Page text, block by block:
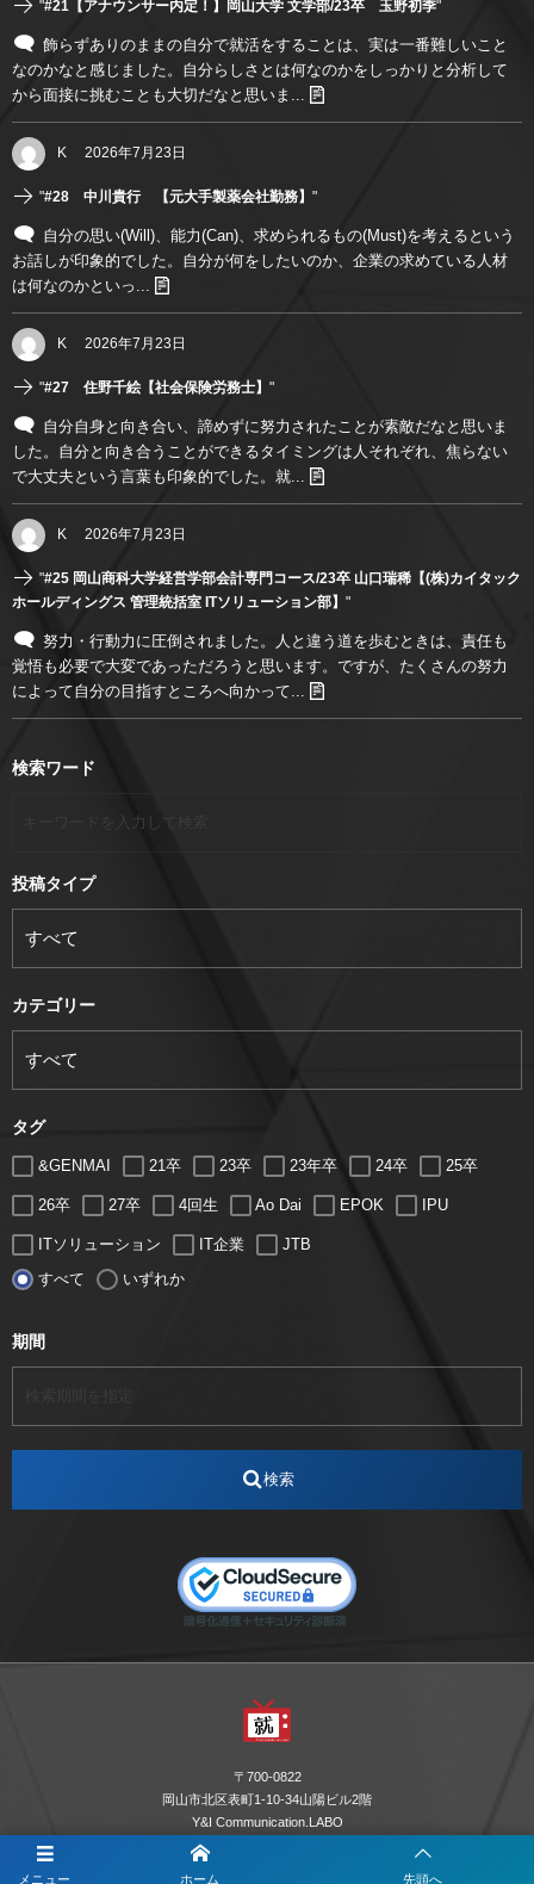
メニュー ホーム 先頭へ
"#21【アナウンサー内定！】岡山大学 文学部/23卒 玉野初季"
飾らずありのままの自分で就活をすることは、実は一番難しいこと
なのかなと感じました。自分らしさとは何なのかをしっかりと分析して
から面接に挑むことも大切だなと思いま...
K 2026年7月23日
"#28 中川貴行 【元大手製薬会社勤務】 "
自分の思い(Will)、能力(Can)、求められるもの(Must)を考えるという
お話しが印象的でした。自分が何をしたいのか、企業の求めている人材
は何なのかといっ...
K 2026年7月23日
"#27 住野千絵【社会保険労務士】 "
自分自身と向き合い、諦めずに努力されたことが素敵だなと思いま
した。自分と向き合うことができるタイミングは人それぞれ、焦らない
で大丈夫という言葉も印象的でした。就...
K 2026年7月23日
"#25 岡山商科大学経営学部会計専門コース/23卒 山口瑞稀【(株)カイタック
ホールディングス 管理統括室 ITソリューション部】 "
努力・行動力に圧倒されました。人と違う道を歩むときは、責任も
覚悟も必要で大変であっただろうと思います。ですが、たくさんの努力
によって自分の目指すところへ向かって...
検索ワード
投稿タイプ
カテゴリー
タグ
&GENMAI 21卒 23卒 23年卒 24卒 25卒
26卒 27卒 4回生 Ao Dai EPOK IPU
ITソリューション IT企業 JTB
LUGZ ENTERTAINMENT
エスタカヤ電子工業
オンライン カイタック
キーエンス流性弱説経営 キーエンス解剖
セレクトショップ
ナカシマプロペラ株式会社
ノートルダム ノートルダム清心
ノートルダム清心女子大学 パーソナルカラー診断
すべて いずれか
期間
検索
〒700-0822
岡山市北区表町1-10-34山陽ビル2階
Y&I Communication.LABO
お電話でのお問合わせはこちら